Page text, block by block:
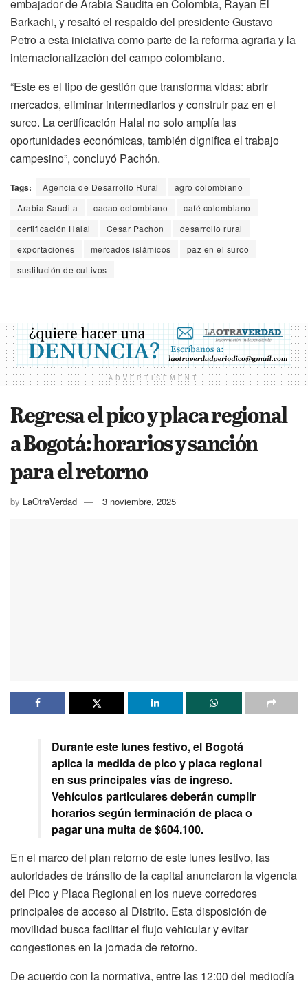
embajador de Arabia Saudita en Colombia, Rayan El
Barkachi, y resaltó el respaldo del presidente Gustavo
Petro a esta iniciativa como parte de la reforma agraria y la
internacionalización del campo colombiano.
“Este es el tipo de gestión que transforma vidas: abrir
mercados, eliminar intermediarios y construir paz en el
surco. La certificación Halal no solo amplía las
oportunidades económicas, también dignifica el trabajo
campesino”, concluyó Pachón.
Tags: Agencia de Desarrollo Rural
agro colombiano
Arabia Saudita
cacao colombiano
café colombiano
certificación Halal
Cesar Pachon
desarrollo rural
exportaciones
mercados islámicos
paz en el surco
sustitución de cultivos
ADVERTISEMENT
Regresa el pico y placa regional
a Bogotá: horarios y sanción
para el retorno
by LaOtraVerdad 3 noviembre, 2025
Durante este lunes festivo, el Bogotá
aplica la medida de pico y placa regional
en sus principales vías de ingreso.
Vehículos particulares deberán cumplir
horarios según terminación de placa o
pagar una multa de $604.100.
En el marco del plan retorno de este lunes festivo, las
autoridades de tránsito de la capital anunciaron la vigencia
del Pico y Placa Regional en los nueve corredores
principales de acceso al Distrito. Esta disposición de
movilidad busca facilitar el flujo vehicular y evitar
congestiones en la jornada de retorno.
De acuerdo con la normativa, entre las 12:00 del mediodía